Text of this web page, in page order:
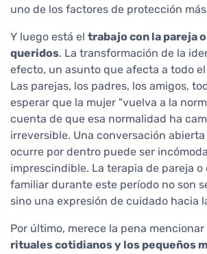
uno de los factores de protección
Y luego está el trabajo con la pareja
queridos. La transformación de la
efecto, un asunto que afecta a todo
Las parejas, los padres, los amigos,
esperar que la mujer "vuelva a la
cuenta de que esa normalidad ha
irreversible. Una conversación
ocurre por dentro puede ser
imprescindible. La terapia de pareja o
familiar durante este período no son
sino una expresión de cuidado hacia
Por último, merece la pena mencionar
rituales cotidianos y los pequeños